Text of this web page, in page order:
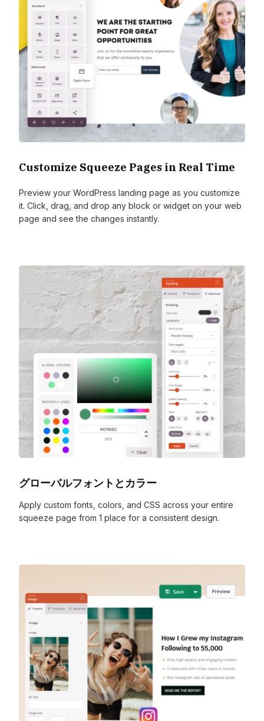
Customize Squeeze Pages in Real Time
Preview your WordPress landing page as you customize
it. Click, drag, and drop any block or widget on your web
page and see the changes instantly.
グローバルフォントとカラー
Apply custom fonts, colors, and CSS across your entire
squeeze page from 1 place for a consistent design.